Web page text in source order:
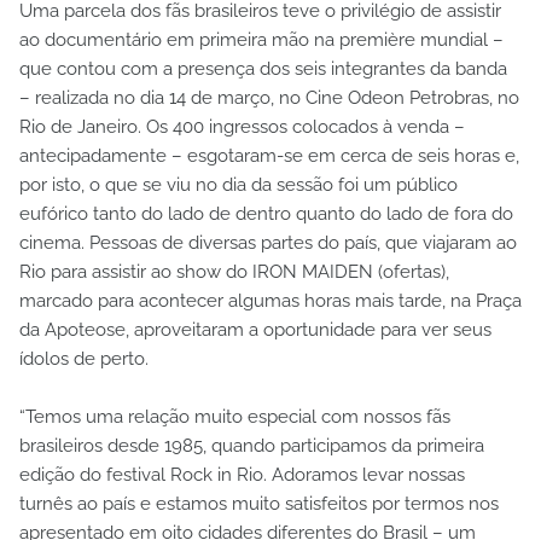
Uma parcela dos fãs brasileiros teve o privilégio de assistir
ao documentário em primeira mão na première mundial –
que contou com a presença dos seis integrantes da banda
– realizada no dia 14 de março, no Cine Odeon Petrobras, no
Rio de Janeiro. Os 400 ingressos colocados à venda –
antecipadamente – esgotaram-se em cerca de seis horas e,
por isto, o que se viu no dia da sessão foi um público
eufórico tanto do lado de dentro quanto do lado de fora do
cinema. Pessoas de diversas partes do país, que viajaram ao
Rio para assistir ao show do IRON MAIDEN (ofertas),
marcado para acontecer algumas horas mais tarde, na Praça
da Apoteose, aproveitaram a oportunidade para ver seus
ídolos de perto.
“Temos uma relação muito especial com nossos fãs
brasileiros desde 1985, quando participamos da primeira
edição do festival Rock in Rio. Adoramos levar nossas
turnês ao país e estamos muito satisfeitos por termos nos
apresentado em oito cidades diferentes do Brasil – um